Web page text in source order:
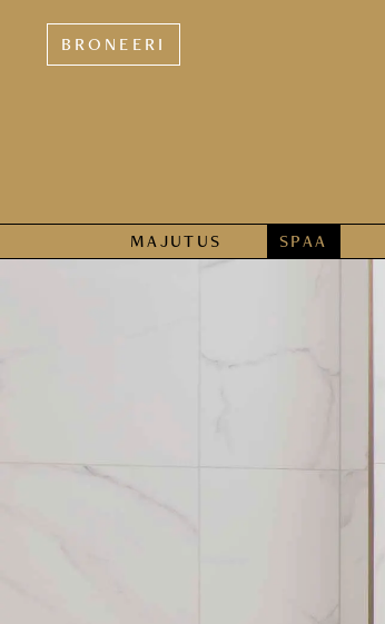
BRONEERI
MAJUTUS SPAA